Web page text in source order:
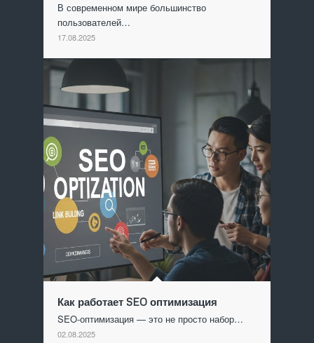
В современном мире большинство
пользователей…
17.08.2025
Как работает SEO оптимизация
SEO-оптимизация — это не просто набор…
02.08.2025